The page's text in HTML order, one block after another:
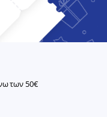
των 50€